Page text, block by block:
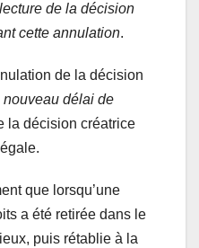
de la décision
cette annulation.
de la décision
nouveau délai de
la décision créatrice
que lorsqu’une
a été retirée dans le
puis rétablie à la